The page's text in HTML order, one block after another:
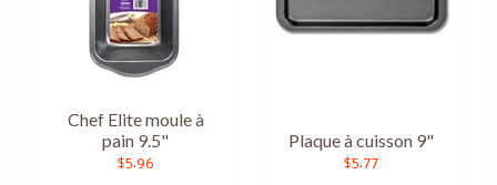
Chef Elite moule à
pain 9.5"
$5.96
Plaque à cuisson 9"
$5.77